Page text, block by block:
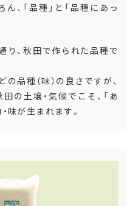
、「品種」と「品種にあっ
り、秋田で作られた品種で
品種（味）の良さですが、
の土壌・気候でこそ、「あ
味が生まれます。